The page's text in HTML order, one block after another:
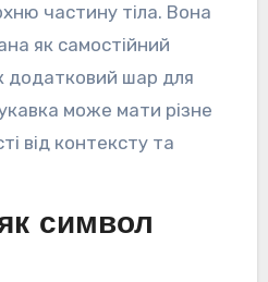
частину тіла. Вона
як самостійний
додатковий шар для
може мати різне
від контексту та
символ